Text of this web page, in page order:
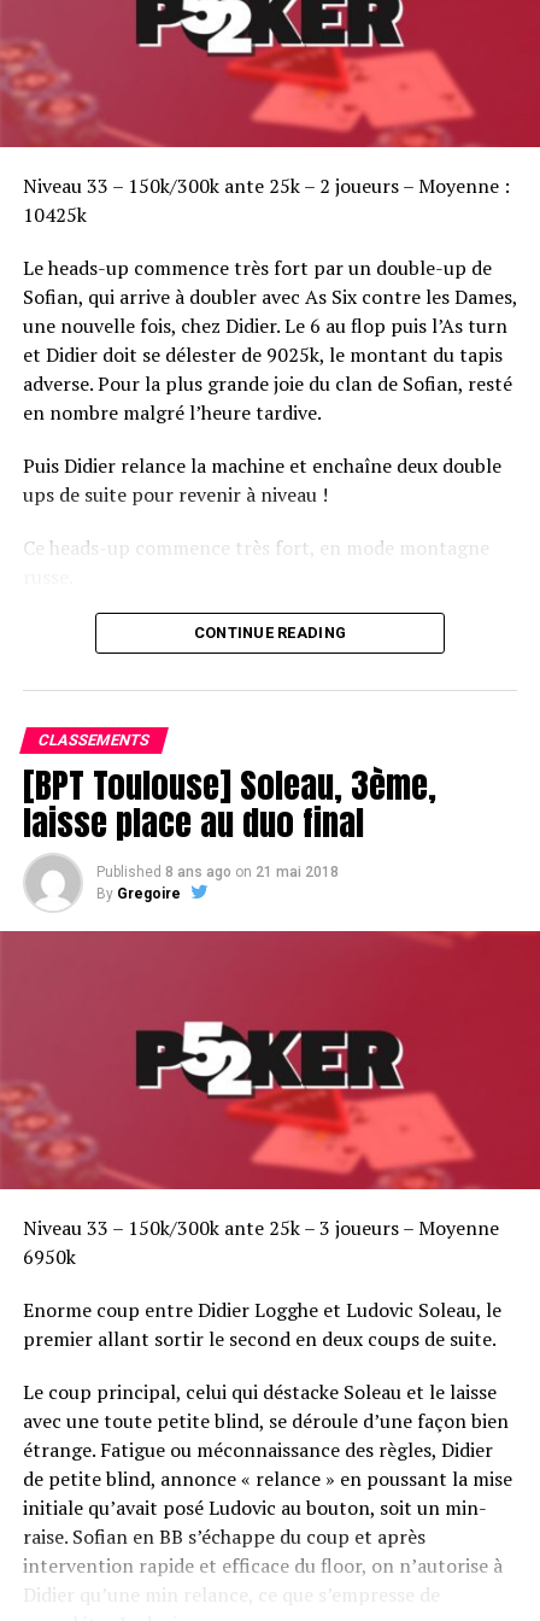
Niveau 33 – 150k/300k ante 25k – 2 joueurs – Moyenne :
10425k
Le heads-up commence très fort par un double-up de
Sofian, qui arrive à doubler avec As Six contre les Dames,
une nouvelle fois, chez Didier. Le 6 au flop puis l’As turn
et Didier doit se délester de 9025k, le montant du tapis
adverse. Pour la plus grande joie du clan de Sofian, resté
en nombre malgré l’heure tardive.
Puis Didier relance la machine et enchaîne deux double
ups de suite pour revenir à niveau !
Ce heads-up commence très fort, en mode montagne
Le champagne va réchauffer si les deux finalistes ne se décident pas !
CONTINUE READING
CLASSEMENTS
[BPT Toulouse] Soleau, 3ème,
laisse place au duo final
Published 8 ans ago on 21 mai 2018
By Gregoire
Niveau 33 – 150k/300k ante 25k – 3 joueurs – Moyenne
6950k
Enorme coup entre Didier Logghe et Ludovic Soleau, le
premier allant sortir le second en deux coups de suite.
Le coup principal, celui qui déstacke Soleau et le laisse
avec une toute petite blind, se déroule d’une façon bien
étrange. Fatigue ou méconnaissance des règles, Didier
de petite blind, annonce « relance » en poussant la mise
initiale qu’avait posé Ludovic au bouton, soit un min-
raise. Sofian en BB s’échappe du coup et après
intervention rapide et efficace du floor, on n’autorise à
Didier qu’une min relance, ce que s’empresse de